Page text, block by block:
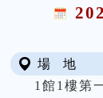
場 地
1館1樓第